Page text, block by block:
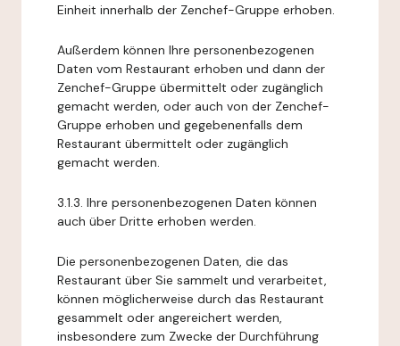
Einheit innerhalb der Zenchef-Gruppe erhoben.
Außerdem können Ihre personenbezogenen
Daten vom Restaurant erhoben und dann der
Zenchef-Gruppe übermittelt oder zugänglich
gemacht werden, oder auch von der Zenchef-
Gruppe erhoben und gegebenenfalls dem
Restaurant übermittelt oder zugänglich
gemacht werden.
3.1.3. Ihre personenbezogenen Daten können
auch über Dritte erhoben werden.
Die personenbezogenen Daten, die das
Restaurant über Sie sammelt und verarbeitet,
können möglicherweise durch das Restaurant
gesammelt oder angereichert werden,
insbesondere zum Zwecke der Durchführung